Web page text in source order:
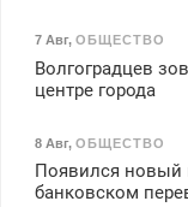
7 Авг, ОБЩЕСТВО
Волгоградцев
центре города
8 Авг, ОБЩЕСТВО
Появился новый
банковском